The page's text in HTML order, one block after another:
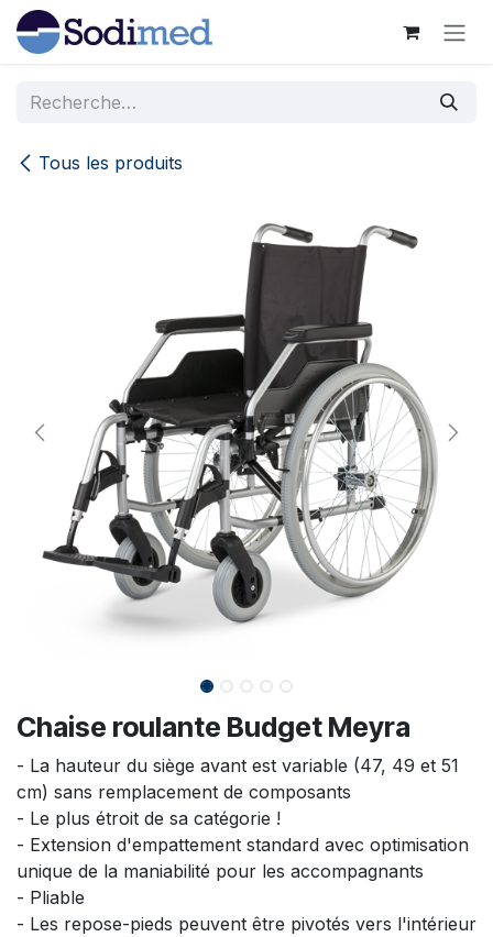
Se rendre au contenu
Tous les produits
Chaise roulante Budget Meyra
- La hauteur du siège avant est variable (47, 49 et 51
cm) sans remplacement de composants
- Le plus étroit de sa catégorie !
- Extension d'empattement standard avec optimisation
unique de la maniabilité pour les accompagnants
- Pliable
- Les repose-pieds peuvent être pivotés vers l'intérieur